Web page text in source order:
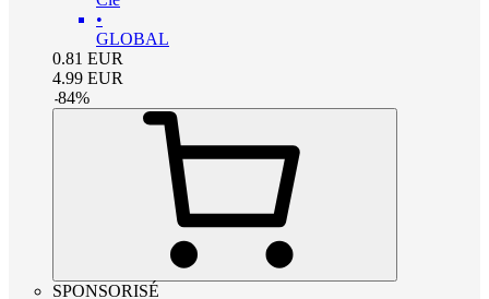
•
GLOBAL
0.81 EUR
4.99 EUR
-84%
SPONSORISÉ